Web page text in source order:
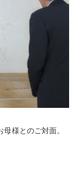
様とのご対面。